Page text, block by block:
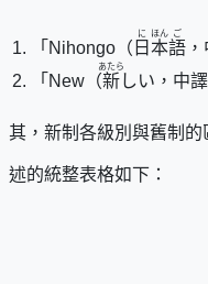
「Nihongo（ 日
に
本
ほん
語
ご
「New（新
あたら
しい，中
其，新制各級別與舊制
述的統整表格如下：